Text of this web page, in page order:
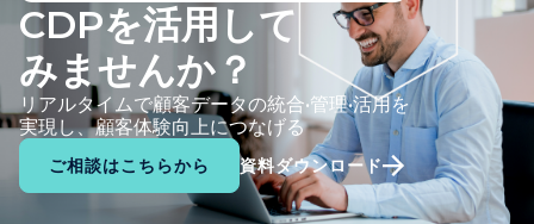
CDPを活用して
みませんか？
リアルタイムで顧客データの統合•管理•活用を
実現し、顧客体験向上につなげる
ご相談はこちらから
資料ダウンロード